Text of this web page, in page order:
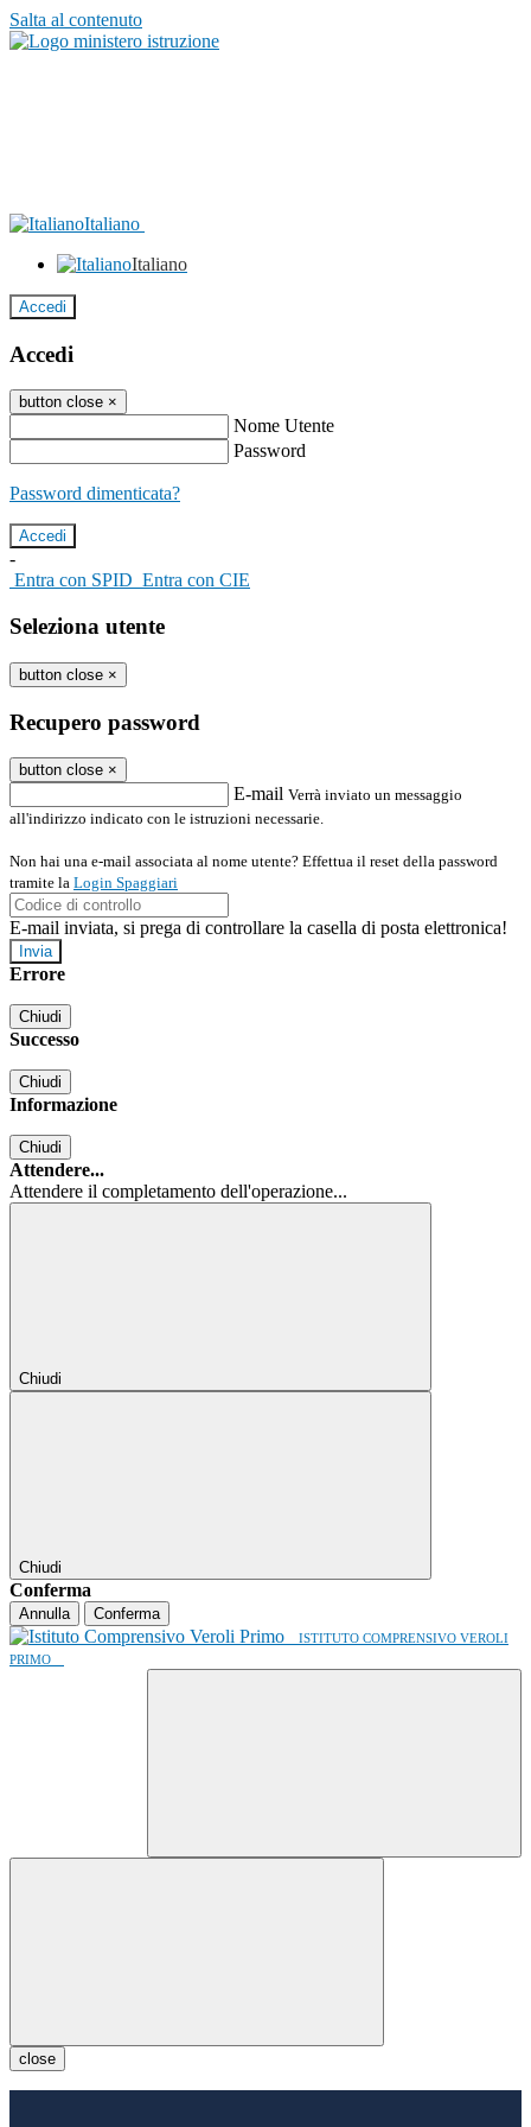
Salta al contenuto
Italiano
Italiano
Accedi
Accedi
button close ×
Nome Utente
Password
Password dimenticata?
-
Entra con SPID Entra con CIE
Seleziona utente
button close ×
Recupero password
button close ×
E-mail Verrà inviato un messaggio
all'indirizzo indicato con le istruzioni necessarie.
Non hai una e-mail associata al nome utente? Effettua il reset della password
tramite la Login Spaggiari
E-mail inviata, si prega di controllare la casella di posta elettronica!
Errore
Chiudi
Successo
Chiudi
Informazione
Chiudi
Attendere...
Attendere il completamento dell'operazione...
Chiudi
Chiudi
Conferma
Annulla Conferma
ISTITUTO COMPRENSIVO VEROLI
PRIMO
close